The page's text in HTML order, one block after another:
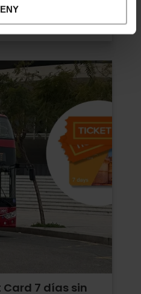
€
7 días sin